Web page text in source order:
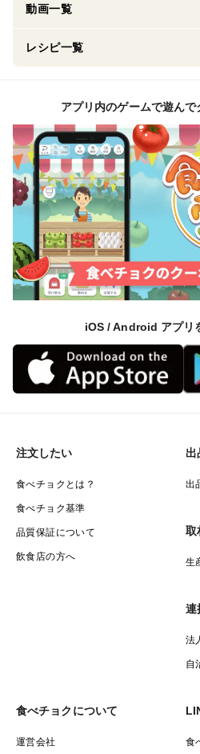
動画一覧
レシピ一覧
アプリ内のゲームで遊んで
iOS / Android アプリ
注文したい
食べチョクとは？
食べチョク基準
品質保証について
飲食店の方へ
出
出
取
生
連
法
自
食べチョクについて
運営会社 食